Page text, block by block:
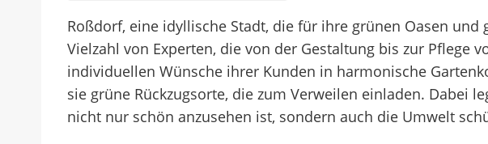
Roßdorf, eine idyllische Stadt, die für ihre grünen Oasen
Vielzahl von Experten, die von der Gestaltung bis zur Pflege
individuellen Wünsche ihrer Kunden in harmonische
sie grüne Rückzugsorte, die zum Verweilen einladen. Dabei
nicht nur schön anzusehen ist, sondern auch die Umwelt